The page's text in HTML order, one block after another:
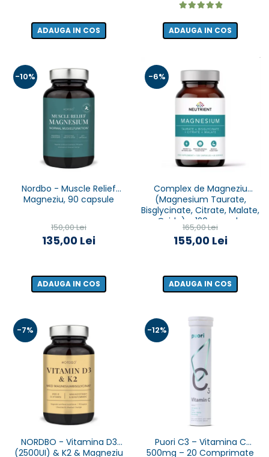
ADAUGA IN COS ADAUGA IN COS
-10%
Nordbo - Muscle Relief
Magneziu, 90 capsule
150,00 Lei
135,00 Lei
ADAUGA IN COS
-6%
Complex de Magneziu
(Magnesium Taurate,
Bisglycinate, Citrate, Malate,
Oxide) - 120 capsule
165,00 Lei
155,00 Lei
ADAUGA IN COS
-7%
NORDBO - Vitamina D3
(2500UI) & K2 & Magneziu
-12%
Puori C3 – Vitamina C
500mg – 20 Comprimate